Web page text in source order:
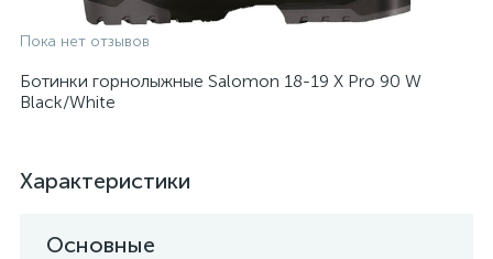
Пока нет отзывов
Ботинки горнолыжные Salomon 18-19 X Pro 90 W
Black/White
Характеристики
Основные